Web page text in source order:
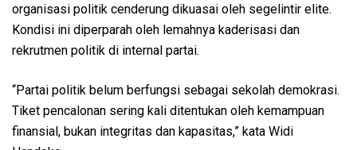
organisasi politik cenderung dikuasai oleh segelintir elite.
Kondisi ini diperparah oleh lemahnya kaderisasi dan
rekrutmen politik di internal partai.
“Partai politik belum berfungsi sebagai sekolah demokrasi.
Tiket pencalonan sering kali ditentukan oleh kemampuan
finansial, bukan integritas dan kapasitas,” kata Widi